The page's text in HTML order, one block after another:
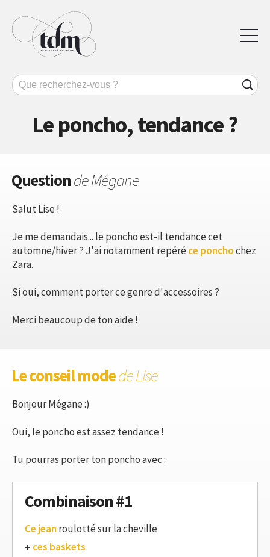
Le poncho, tendance ?
Questionde Mégane
Salut Lise !
Je me demandais... le poncho est-il tendance cet
automne/hiver ? J'ai notamment repéré ce ponchochez
Zara.
Si oui, comment porter ce genre d'accessoires ?
Merci beaucoup de ton aide !
Le conseil modede Lise
Bonjour Mégane :)
Oui, le poncho est assez tendance !
Tu pourras porter ton poncho avec :
Combinaison #1
Ce jean roulotté sur la cheville
ces baskets